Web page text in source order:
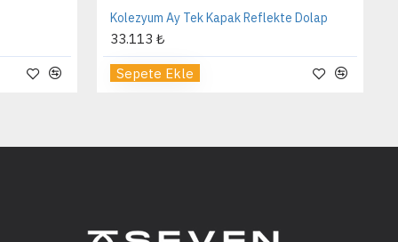
Kolezyum Ay Tek Kapak Reflekte Dolap
33.113 ₺
Sepete Ekle